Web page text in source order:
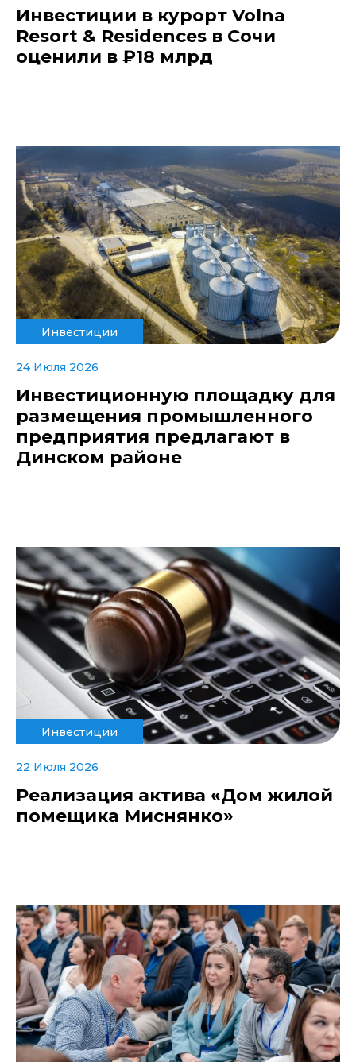
Инвестиции в курорт Volna
Resort & Residences в Сочи
оценили в ₽18 млрд
Инвестиции
24 Июля 2026
Инвестиционную площадку для
размещения промышленного
предприятия предлагают в
Динском районе
Инвестиции
22 Июля 2026
Реализация актива «Дом жилой
помещика Миснянко»